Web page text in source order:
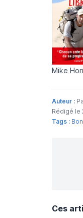
Mike
Auteur :
Rédigé le
Tags :
Ces